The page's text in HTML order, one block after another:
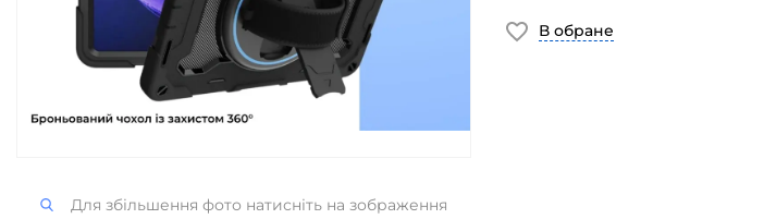
Для збільшення фото натисніть на зображення
В обране